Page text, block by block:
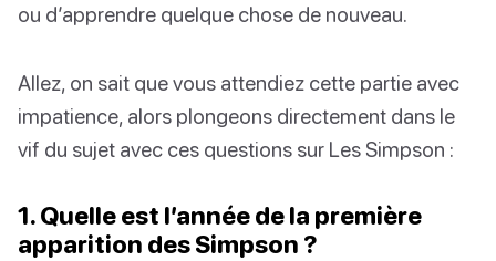
ou d’apprendre quelque chose de nouveau.
Allez, on sait que vous attendiez cette partie avec
impatience, alors plongeons directement dans le
vif du sujet avec ces questions sur Les Simpson :
1. Quelle est l’année de la première
apparition des Simpson ?